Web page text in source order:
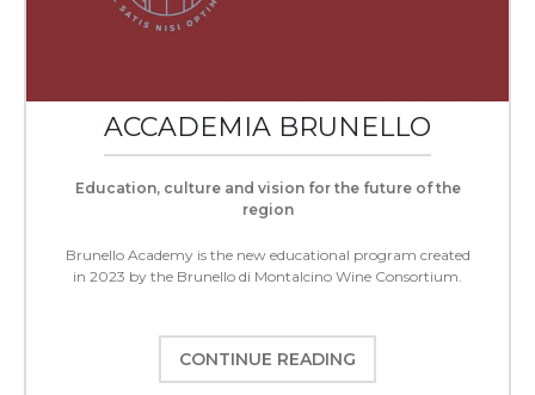
ACCADEMIA BRUNELLO
Education, culture and vision for the future of the
region
Brunello Academy is the new educational program created
in 2023 by the Brunello di Montalcino Wine Consortium.
CONTINUE READING